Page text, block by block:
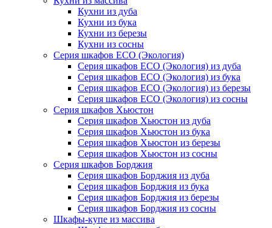
Кухни из дуба
Кухни из бука
Кухни из березы
Кухни из сосны
Серия шкафов ECO (Экология)
Серия шкафов ECO (Экология) из дуба
Серия шкафов ECO (Экология) из бука
Серия шкафов ECO (Экология) из березы
Серия шкафов ECO (Экология) из сосны
Серия шкафов Хьюстон
Серия шкафов Хьюстон из дуба
Серия шкафов Хьюстон из бука
Серия шкафов Хьюстон из березы
Серия шкафов Хьюстон из сосны
Серия шкафов Борджия
Серия шкафов Борджия из дуба
Серия шкафов Борджия из бука
Серия шкафов Борджия из березы
Серия шкафов Борджия из сосны
Шкафы-купе из массива